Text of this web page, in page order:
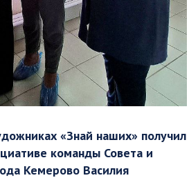
«Знай наших» получил
команды Совета и
Кемерово Василия